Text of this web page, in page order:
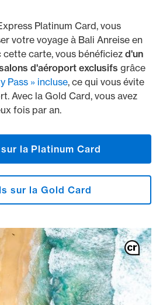
Platinum Card, vous
votre voyage à Bali Anreise en
carte, vous bénéficiez d'un
d'aéroport exclusifs grâce
Pass » incluse, ce qui vous évite
Avec la Gold Card, vous avez
fois par an.
la Platinum Card
sur la Gold Card